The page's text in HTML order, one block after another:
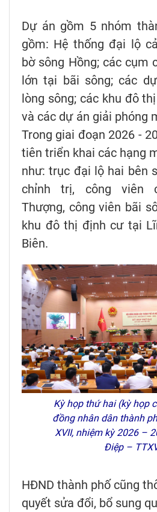
Dự án gồm 5 nhóm
gồm: Hệ thống đại lộ
bờ sông Hồng; các cụm
lớn tại bãi sông; các
lòng sông; các khu đô
và các dự án giải phóng
Trong giai đoạn 2026 -
tiên triển khai các hạng
như: trục đại lộ hai bên
chỉnh trị, công viên
Thượng, công viên bãi
khu đô thị định cư tại
Biên.
Kỳ họp thứ hai (kỳ họp
đồng nhân dân thành
XVII, nhiệm kỳ 2026 –
Điệp –
HĐND thành phố cũng
quyết sửa đổi, bổ sung